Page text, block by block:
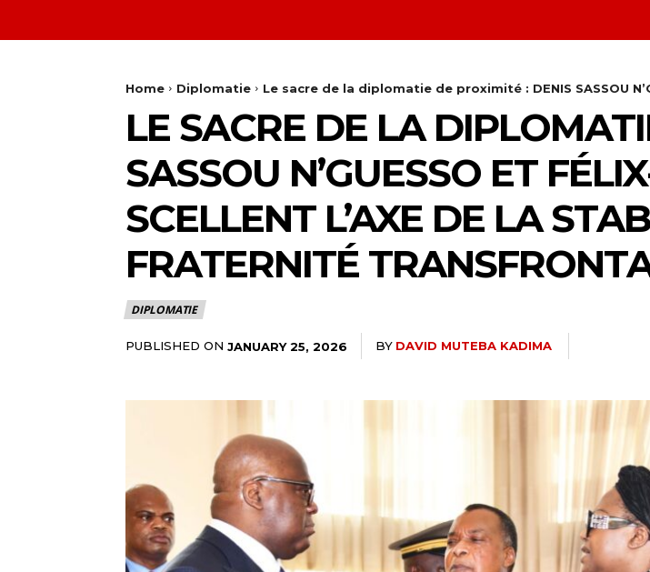
Home Diplomatie Le sacre de la diplomatie de proximité : DENIS SASSOU
LE SACRE DE LA
SASSOU N’GUESSO ET
SCELLENT L’AXE DE LA
FRATERNITÉ
DIPLOMATIE
PUBLISHED ON JANUARY 25, 2026 BY DAVID MUTEBA KADIMA